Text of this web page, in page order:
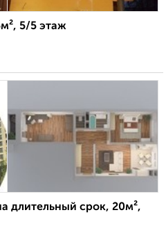
5/5 этаж
длительный срок, 20м²,